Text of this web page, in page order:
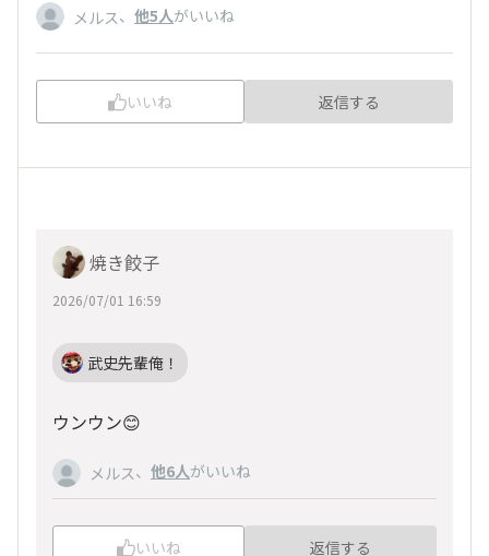
メルス、 他5人がいいね
いいね 返信する
焼き餃子
2026/07/01 16:59
武史先輩俺！
ウンウン😊
メルス、 他6人がいいね
いいね 返信する